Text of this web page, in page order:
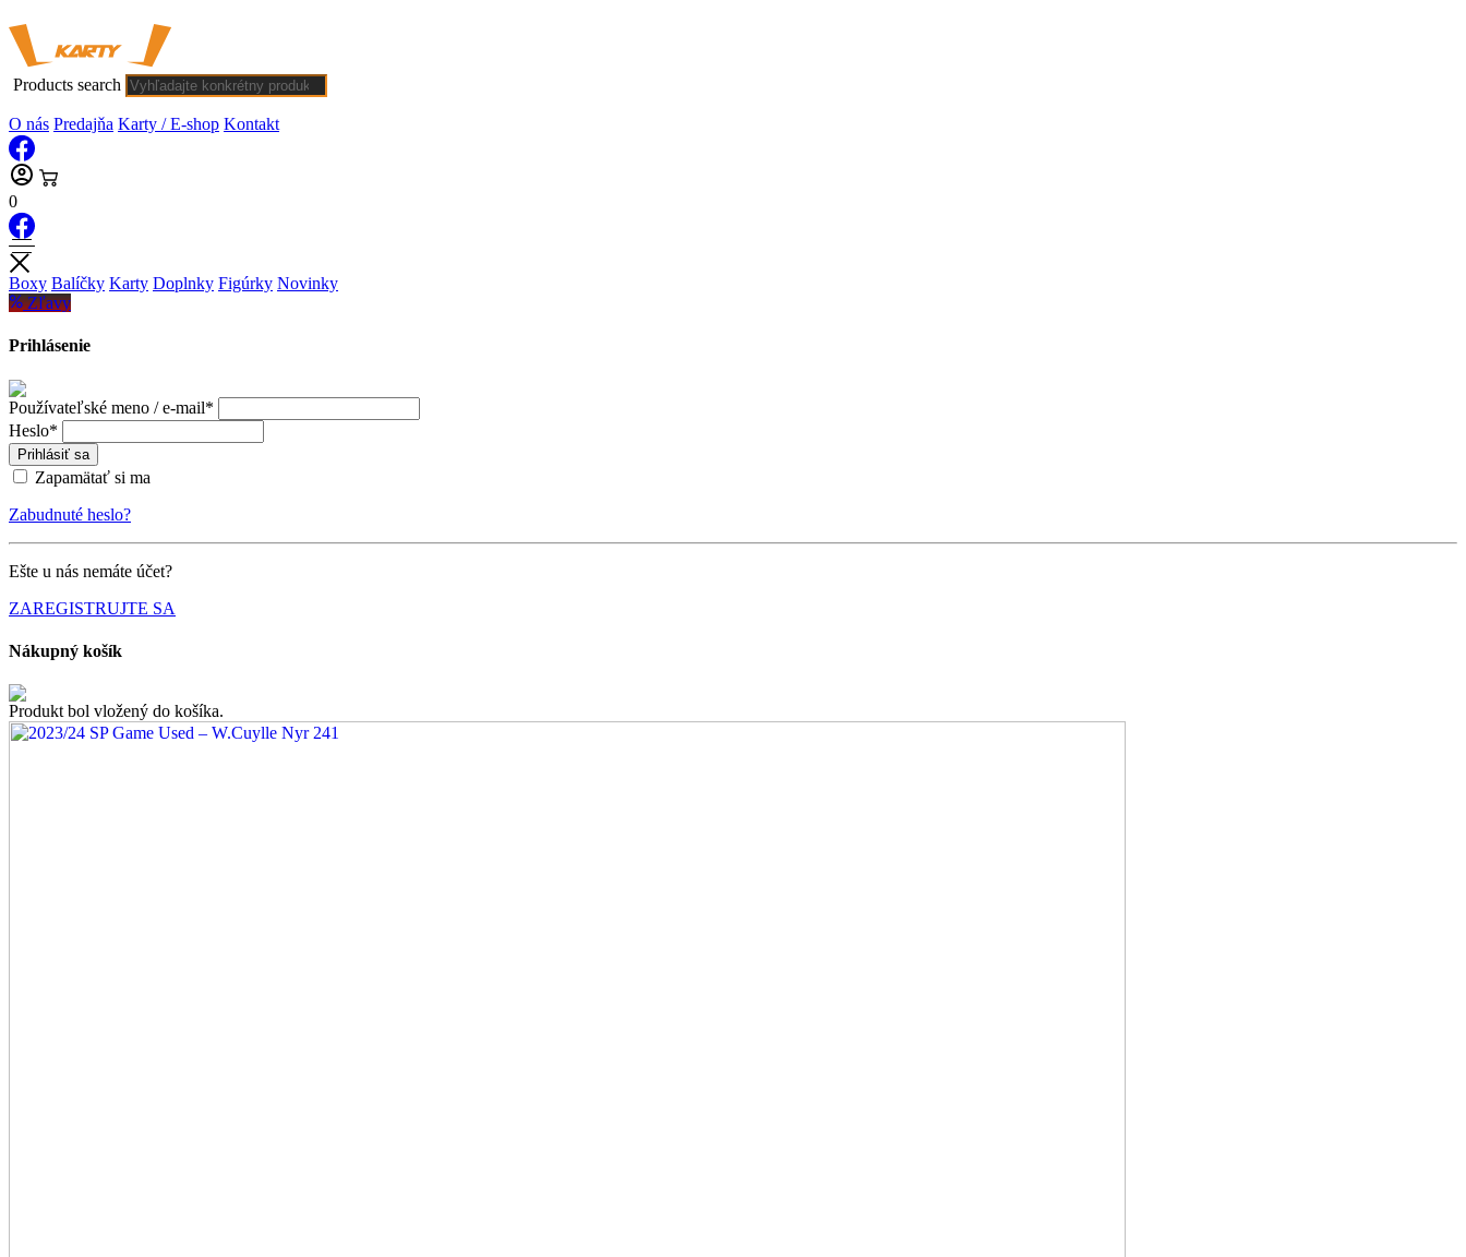
Products search
O nás Predajňa Karty / E-shop Kontakt
0
Boxy Balíčky Karty Doplnky Figúrky Novinky
Zľavy
Prihlásenie
Používateľské meno / e-mail*
Heslo*
Prihlásiť sa
Zapamätať si ma
Zabudnuté heslo?
Ešte u nás nemáte účet?
ZAREGISTRUJTE SA
Nákupný košík
Produkt bol vložený do košíka.